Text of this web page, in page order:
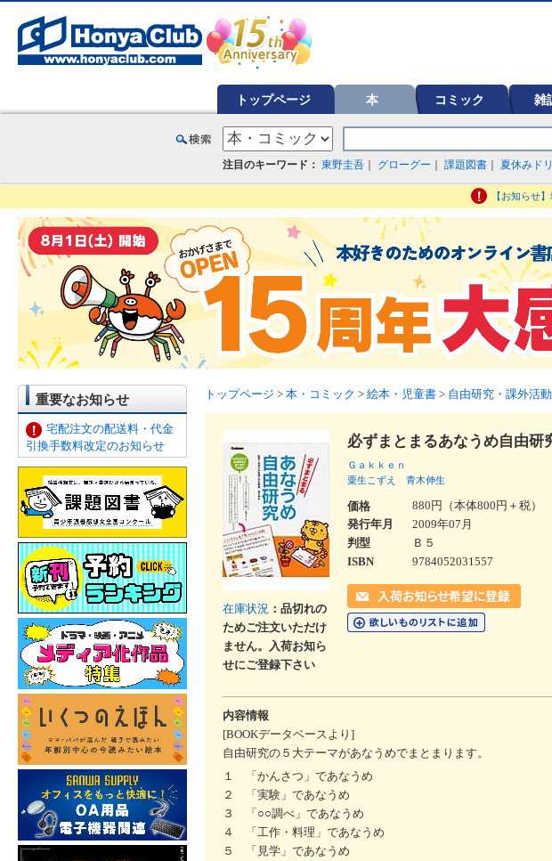
トップページ 本 コミック 雑
注目のキーワード： 東野圭吾 グローグー 課題図書 夏休みド
【お知らせ
重要なお知らせ
宅配注文の配送料・代金
引換手数料改定のお知らせ
トップページ > 本・コミック > 絵本・児童書 > 自由研究・課外活
在庫状況 ：品切れの
ためご注文いただけ
ません。入荷お知ら
せにご登録下さい
必ずまとまるあなうめ自由研
Ｇａｋｋｅｎ
粟生こずえ
青木伸生
価格
880円（本体800円＋税）
発行年月
2009年07月
判型
Ｂ５
ISBN
9784052031557
内容情報
[BOOKデータベースより]
自由研究の５大テーマがあなうめでまとまります。
１ 「かんさつ」であなうめ
２ 「実験」であなうめ
３ 「○○調べ」であなうめ
４ 「工作・料理」であなうめ
５ 「見学」であなうめ